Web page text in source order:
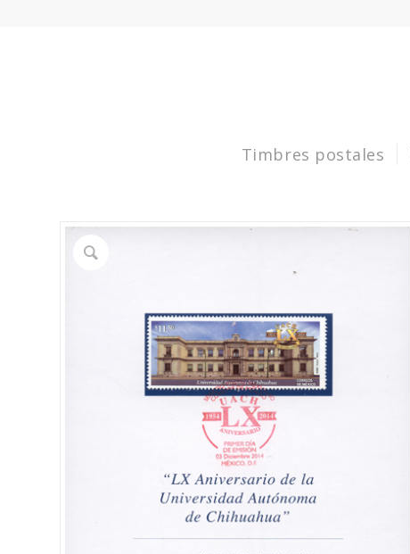
Timbres postales